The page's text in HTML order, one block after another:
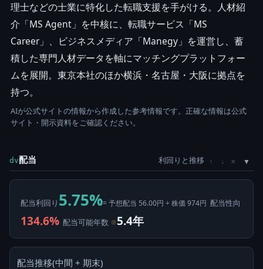
理士などの士業に特化した転職支援を手がける。人材紹
介「MS Agent」を中核に、転職サービス「MS
Career」、ビジネスメディア「Manegy」を運営し、蓄
積した専門人材データを軸にマッチングプラットフォー
ムを展開。東京本社のほか横浜・名古屋・大阪に拠点を
持つ。
AIが公式サイトの情報から作成した参考情報です。正確な情報は公式
サイト・開示資料をご確認ください。
dv配当 利回りと推移 ↑ ↓ ×
配当利回り 5.75%= 予想配当 56.00円 ÷ 株価 974円 配当性向
134.6% 配当可能年数 ⊙5.4年
配当推移(中間 + 期末)